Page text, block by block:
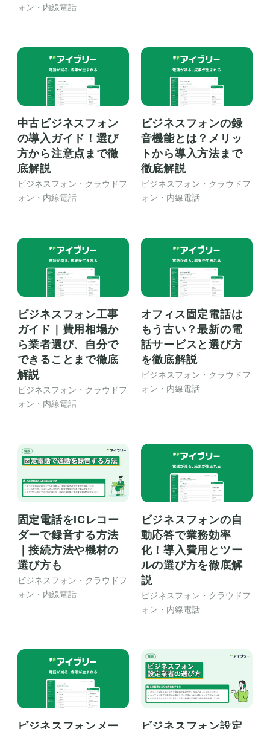
ォン・内線電話
中古ビジネスフォン
の導入ガイド！選び
方から注意点まで徹
底解説
ビジネスフォン・クラウドフ
ォン・内線電話
ビジネスフォンの録
音機能とは？メリッ
トから導入方法まで
徹底解説
ビジネスフォン・クラウドフ
ォン・内線電話
ビジネスフォン工事
ガイド｜費用相場か
ら業者選び、自分で
できることまで徹底
解説
ビジネスフォン・クラウドフ
ォン・内線電話
オフィス固定電話は
もう古い？最新の電
話サービスと選び方
を徹底解説
ビジネスフォン・クラウドフ
ォン・内線電話
固定電話をICレコー
ダーで録音する方法
｜接続方法や機材の
選び方も
ビジネスフォン・クラウドフ
ォン・内線電話
ビジネスフォンの自
動応答で業務効率
化！導入費用とツー
ルの選び方を徹底解
説
ビジネスフォン・クラウドフ
ォン・内線電話
ビジネスフォンメー ビジネスフォン設定